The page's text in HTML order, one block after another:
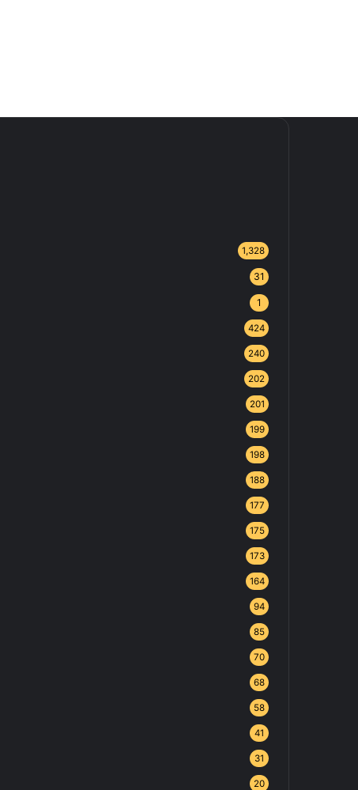
1,328
31
1
424
240
202
201
199
198
188
177
175
173
164
94
85
70
68
58
41
31
20